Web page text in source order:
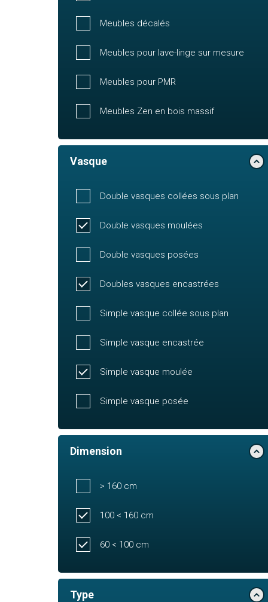
Meubles décalés
Meubles pour lave-linge sur mesure
Meubles pour PMR
Meubles Zen en bois massif
Vasque
Double vasques collées sous plan
Double vasques moulées
Double vasques posées
Doubles vasques encastrées
Simple vasque collée sous plan
Simple vasque encastrée
Simple vasque moulée
Simple vasque posée
Dimension
> 160 cm
100 < 160 cm
60 < 100 cm
Type